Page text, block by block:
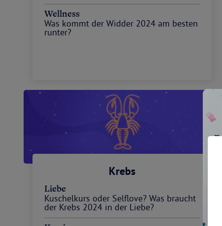
Wellness
Was kommt der Widder 2024 am besten
runter?
Krebs
Liebe
Kuschelkurs oder Selflove? Was braucht
der Krebs 2024 in der Liebe?